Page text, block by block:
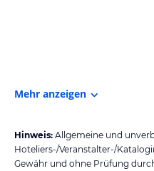
Mehr anzeigen
Hinweis: Allgemeine und
Hoteliers-/Veranstalter-/
Gewähr und ohne Prüfung